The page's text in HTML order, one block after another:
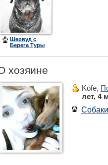
Шервуд с
Берега Туры
хозяине
Kofe,
лет, 4
Собаки